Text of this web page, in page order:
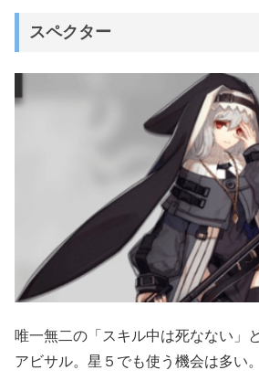
スペクター
唯一無二の「スキル中は死なない」
アビサル。星５でも使う機会は多い。